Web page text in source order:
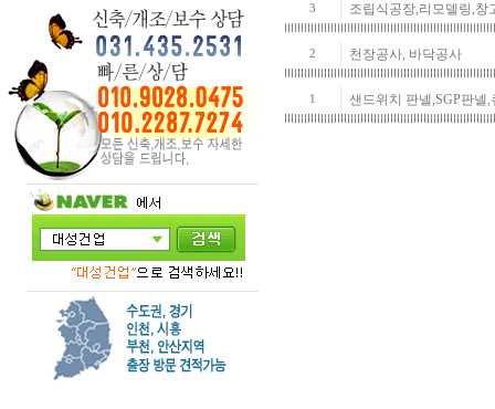
3 조립식공장,리모델링,창
2 천장공사, 바닥공사
1 샌드위치 판넬,SGP판넬,